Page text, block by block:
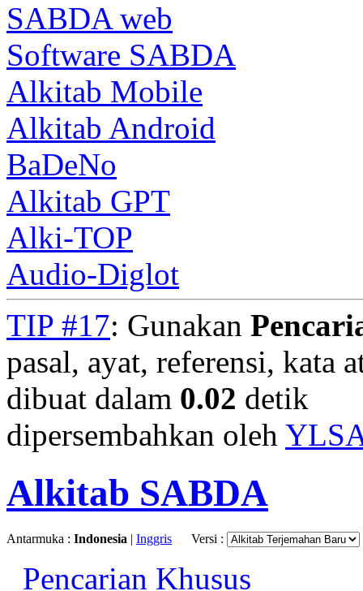
SABDA web
Software SABDA
Alkitab Mobile
Alkitab Android
BaDeNo
Alkitab GPT
Alki-TOP
Audio-Diglot
TIP #17: Gunakan
pasal, ayat, referensi, kata
dibuat dalam 0.02 detik
dipersembahkan oleh
Alkitab SABDA
Antarmuka : Indonesia | Inggris Versi :
Pencarian Khusus